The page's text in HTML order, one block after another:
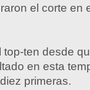
el corte en
ten desde
en esta
primeras.